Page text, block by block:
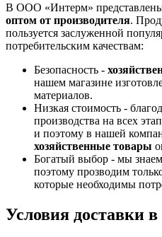
В ООО «Интерм»
оптом от производителя.
пользуется заслуженной
потребительским качествам:
Безопасность -
нашем магазине
материалов.
Низкая стоимость -
производства на всех
и поэтому в нашей
хозяйственные товары
Богатый выбор - мы
поэтому прозводим
которые необходимы
Условия доставки в